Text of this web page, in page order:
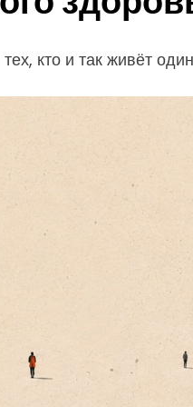
кто и так живёт